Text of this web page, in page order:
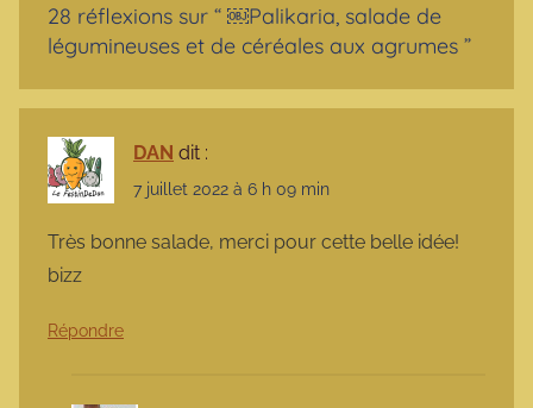
28 réflexions sur “ ￼Palikaria, salade de
légumineuses et de céréales aux agrumes ”
DAN dit :
7 juillet 2022 à 6 h 09 min
Très bonne salade, merci pour cette belle idée!
bizz
Répondre